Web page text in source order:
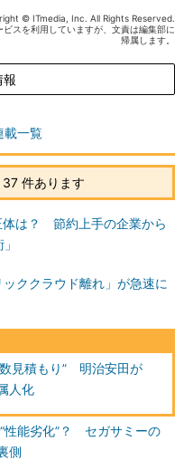
© ITmedia, Inc. All Rights Reserved.
スを利用していますが、文責は編集部に
帰属します。
報
載一覧
件あります
体は？ 節約上手の企業から
ククラウド離れ」が急速に
見積もり” 明治安田が
人化
“性能劣化”？ セガサミーの
側